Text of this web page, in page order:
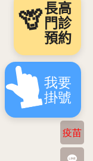
🦒長高
門診
預約
我要
掛號
疫苗